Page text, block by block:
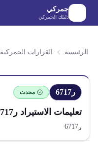
الانتقال إلى المحتوى الرئيسي
جمركي
دليلك الجمركي
الرئيسية القرارات الجمركية
ر6717 محدث
تعليمات الاستيراد ر6717
ر6717